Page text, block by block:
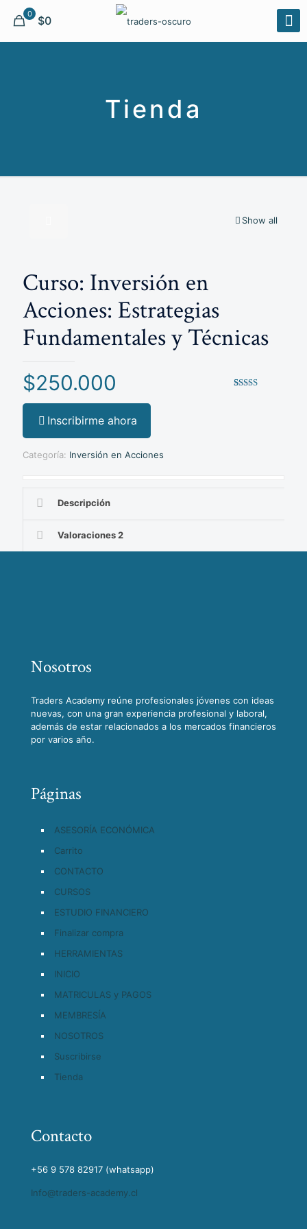
0 $0
Tienda
Show all
Curso: Inversión en
Acciones: Estrategias
Fundamentales y Técnicas
$250.000
Inscribirme ahora
Categoría: Inversión en Acciones
Descripción
Valoraciones2
Nosotros
Traders Academy reúne profesionales jóvenes con ideas
nuevas, con una gran experiencia profesional y laboral,
además de estar relacionados a los mercados financieros
por varios año.
Páginas
ASESORÍA ECONÓMICA
Carrito
CONTACTO
CURSOS
ESTUDIO FINANCIERO
Finalizar compra
HERRAMIENTAS
INICIO
MATRICULAS y PAGOS
MEMBRESÍA
NOSOTROS
Suscribirse
Tienda
Contacto
+56 9 578 82917 (whatsapp)
Info@traders-academy.cl